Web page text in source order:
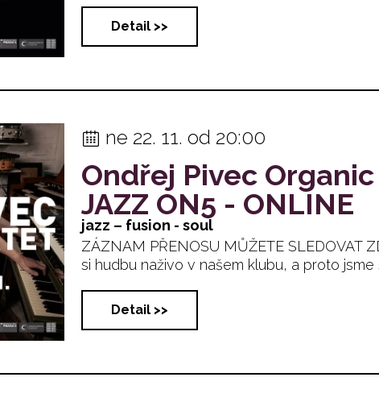
Detail >>
ne 22. 11. od 20:00
Ondřej Pivec
JAZZ ON5 - ONLINE
jazz – fusion - soul
ZÁZNAM PŘENOSU MŮŽETE SLEDOVAT
si hudbu naživo v našem klubu, a proto jsme
Detail >>